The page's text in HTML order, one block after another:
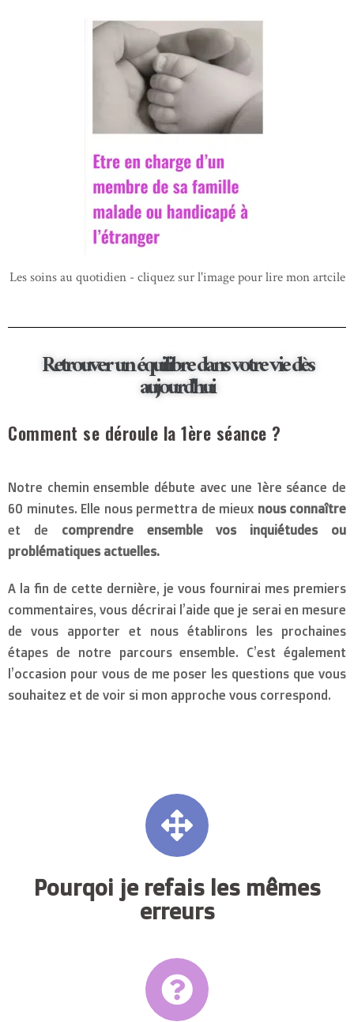
Les soins au quotidien - cliquez sur l'image pour lire mon artcile
Retrouver un équilibre dans votre vie dès
aujourd'hui
Comment se déroule la 1ère séance ?
Notre chemin ensemble débute avec une 1ère séance de
60 minutes. Elle nous permettra de mieux nous connaître
et de comprendre ensemble vos inquiétudes ou
problématiques actuelles.
A la fin de cette dernière, je vous fournirai mes premiers
commentaires, vous décrirai l’aide que je serai en mesure
de vous apporter et nous établirons les prochaines
étapes de notre parcours ensemble. C’est également
l’occasion pour vous de me poser les questions que vous
souhaitez et de voir si mon approche vous correspond.
Pourqoi je refais les mêmes
erreurs